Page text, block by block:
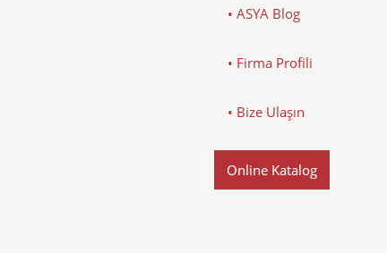
• ASYA Blog
• Firma Profili
• Bize Ulaşın
Online Katalog